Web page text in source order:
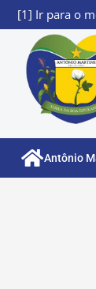
[1] Ir para o
Antônio